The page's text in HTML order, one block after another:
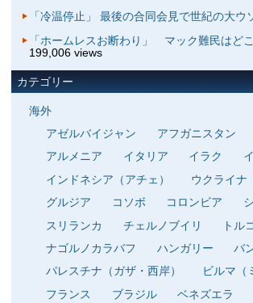
「冷温停止」 最後の合同会見で世紀の大ウ
「ホームレスお断わり」 マック難民はど
199,006 views
カテゴリー
海外
アゼルバイジャン
アフガニスタン
アルメニア
イタリア イラク
インドネシア（アチェ）
ウクライナ
グルジア
コソボ コロンビア
スリランカ
チェルノブイリ
トル
ナゴルノカラバフ
ハンガリー
バ
パレスチナ（ガザ・西岸）
ビルマ（
フランス
ブラジル ベネズエラ